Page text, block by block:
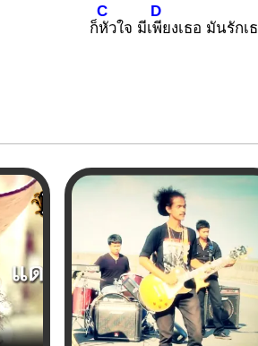
ก็
C
หัวใจ มีเ
D
พียงเธอ มันรักเ